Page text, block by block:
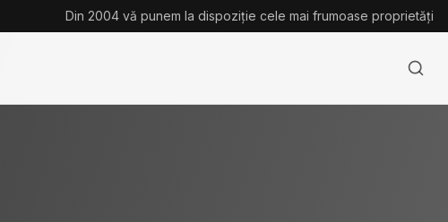
Din 2004 vă punem la dispoziție cele mai frumoase proprietăți